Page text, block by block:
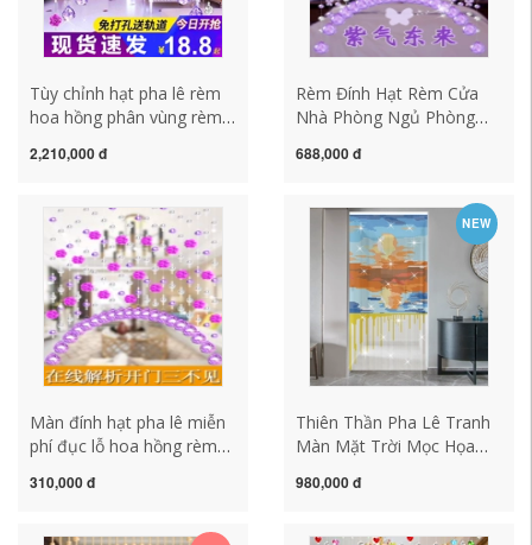
Tùy chỉnh hạt pha lê rèm
hoa hồng phân vùng rèm
lối đi phòng khách phòng
không cần đục lỗ màn hạt
2,210,000 đ
Rèm Đính Hạt Rèm Cửa
Nhà Phòng Ngủ Phòng
Nhà Tắm Khối Màn Phân
Màn mành gỗ phòng thờ
688,000 đ
Màn đính hạt pha lê miễn
phí đục lỗ hoa hồng rèm
phòng ngủ phòng tắm
310,000 đ
NEW
Thiên Thần Pha Lê Tranh
Màn Mặt Trời Mọc Họa
Khách Vách Ngăn Cửa
980,000 đ